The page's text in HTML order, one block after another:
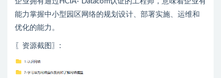
能力掌握中小型园区网络的规划设计、部署实施、运维和
优化的能力。
〖资源截图〗: